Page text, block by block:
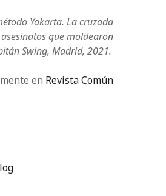
Yakarta. La cruzada
que moldearon
Swing, Madrid, 2021.
en Revista Común